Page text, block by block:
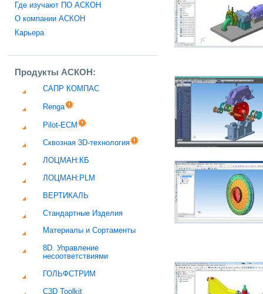
Где изучают ПО АСКОН
О компании АСКОН
Карьера
Продукты АСКОН:
САПР КОМПАС
Renga
Pilot-ECM
Сквозная 3D-технология
ЛОЦМАН:КБ
ЛОЦМАН:PLM
ВЕРТИКАЛЬ
Стандартные Изделия
Материалы и Сортаменты
8D. Управление
несоответствиями
ГОЛЬФСТРИМ
C3D Toolkit